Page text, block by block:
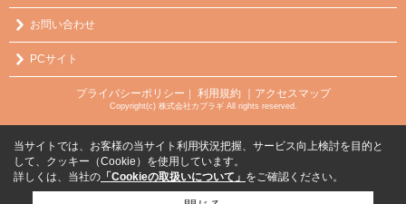
お問い合わせ
PCサイト
プライバシーポリシー ｜ 利用規約 ｜アクセスマップ
Copyright(c) 株式会社カブラギ All rights reserved.
当サイトでは、お客様の当サイト利用状況把握、サービス向上検討を目的と
して、クッキー（Cookie）を使用しています。
詳しくは、当社の 「Cookieの取扱いについて」 をご確認ください。